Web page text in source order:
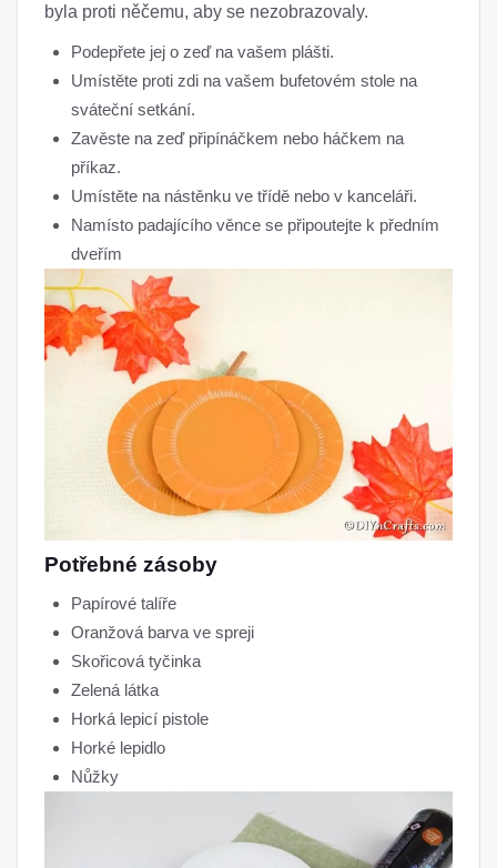
byla proti něčemu, aby se nezobrazovaly.
Podepřete jej o zeď na vašem plášti.
Umístěte proti zdi na vašem bufetovém stole na
sváteční setkání.
Zavěste na zeď připínáčkem nebo háčkem na
příkaz.
Umístěte na nástěnku ve třídě nebo v kanceláři.
Namísto padajícího věnce se připoutejte k předním
dveřím
Potřebné zásoby
Papírové talíře
Oranžová barva ve spreji
Skořicová tyčinka
Zelená látka
Horká lepicí pistole
Horké lepidlo
Nůžky